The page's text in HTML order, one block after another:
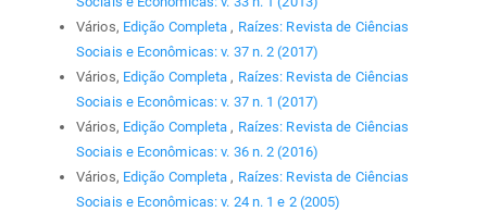
Vários, Edição Completa , Raízes: Revista de Ciências
Sociais e Econômicas: v. 37 n. 2 (2017)
Vários, Edição Completa , Raízes: Revista de Ciências
Sociais e Econômicas: v. 37 n. 1 (2017)
Vários, Edição Completa , Raízes: Revista de Ciências
Sociais e Econômicas: v. 36 n. 2 (2016)
Vários, Edição Completa , Raízes: Revista de Ciências
Sociais e Econômicas: v. 24 n. 1 e 2 (2005)